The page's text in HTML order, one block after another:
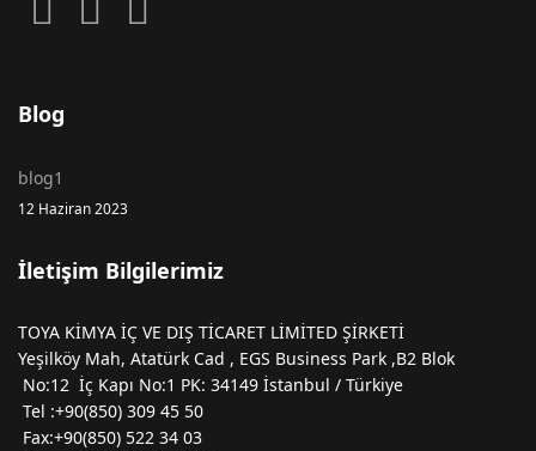
Blog
blog1
12 Haziran 2023
İletişim Bilgilerimiz
TOYA KİMYA İÇ VE DIŞ TİCARET LİMİTED ŞİRKETİ
Yeşilköy Mah, Atatürk Cad , EGS Business Park ,B2 Blok
No:12 İç Kapı No:1 PK: 34149 İstanbul / Türkiye
Tel :+90(850) 309 45 50
Fax:+90(850) 522 34 03